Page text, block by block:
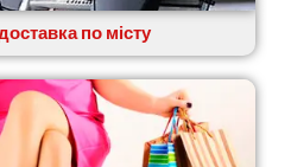
по місту